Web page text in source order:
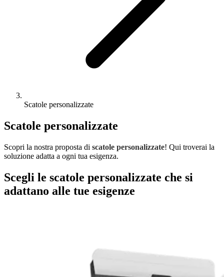
Scatole personalizzate
Scatole personalizzate
Scopri la nostra proposta di scatole personalizzate! Qui troverai la
soluzione adatta a ogni tua esigenza.
Scegli le scatole personalizzate che si
adattano alle tue esigenze